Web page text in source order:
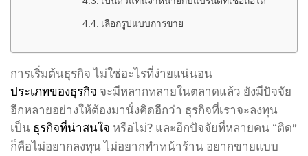
เลือกรูปแบบการขาย
การเริ่มต้นธุรกิจ ไม่ใช่อะไรที่ง่ายแน่นอน
ประเภทของธุรกิจ จะมีหลากหลายในตลาดแล้ว ยังมีปัจจัย
อีกหลายอย่างให้ต้องมานั่งคิดอีกว่า ธุรกิจที่เราจะลงทุน
เป็น ธุรกิจที่น่าสนใจ หรือไม่? และอีกปัจจัยที่หลายคน “ติด”
ก็คือไม่อยากลงทุน ไม่อยากทำหน้าร้าน อยากขายแบบ